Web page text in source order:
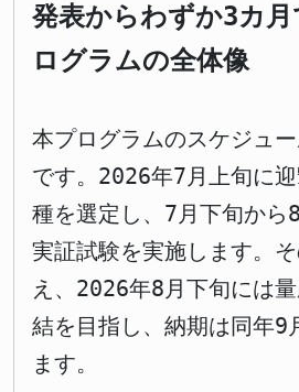
発表からわずか3カ
ログラムの全体像
本プログラムのスケジュ
です。2026年7月上旬に
種を選定し、7月下旬から
実証試験を実施します。
え、2026年8月下旬には
結を目指し、納期は同年9
ます。